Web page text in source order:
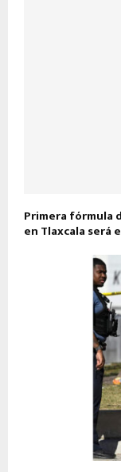
Primera fórmula
en Tlaxcala será